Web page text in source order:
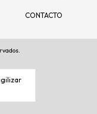
CONTACTO